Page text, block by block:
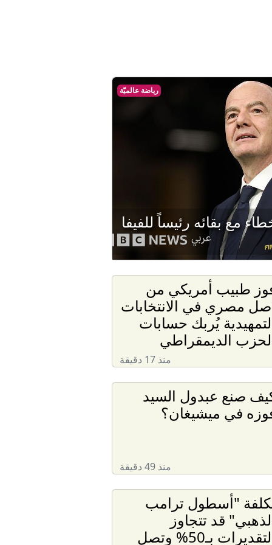
رياضة عالميّة
مع بقائه رئيساً للفيفا
طبيب أمريكي من
مصري في الانتخابات
يُربك حسابات
الديمقراطي
منذ 17 دقيقة
صنع عبدول السيد
في ميشيغان؟
منذ 49 دقيقة
"أسطول ترامب
قد تتجاوز
التقديرات بـ50% وتصل